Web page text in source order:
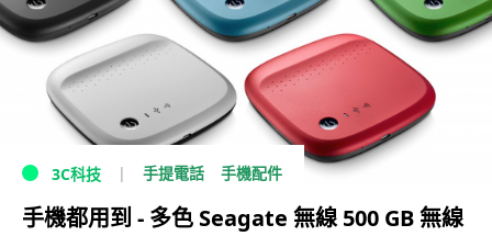
3C科技 手提電話 手機配件
手機都用到 - 多色 Seagate 無線 500 GB 無線